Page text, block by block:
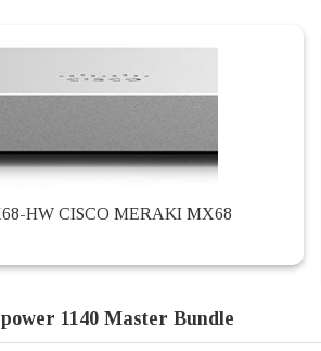
HW CISCO MERAKI MX68
1140 Master Bundle